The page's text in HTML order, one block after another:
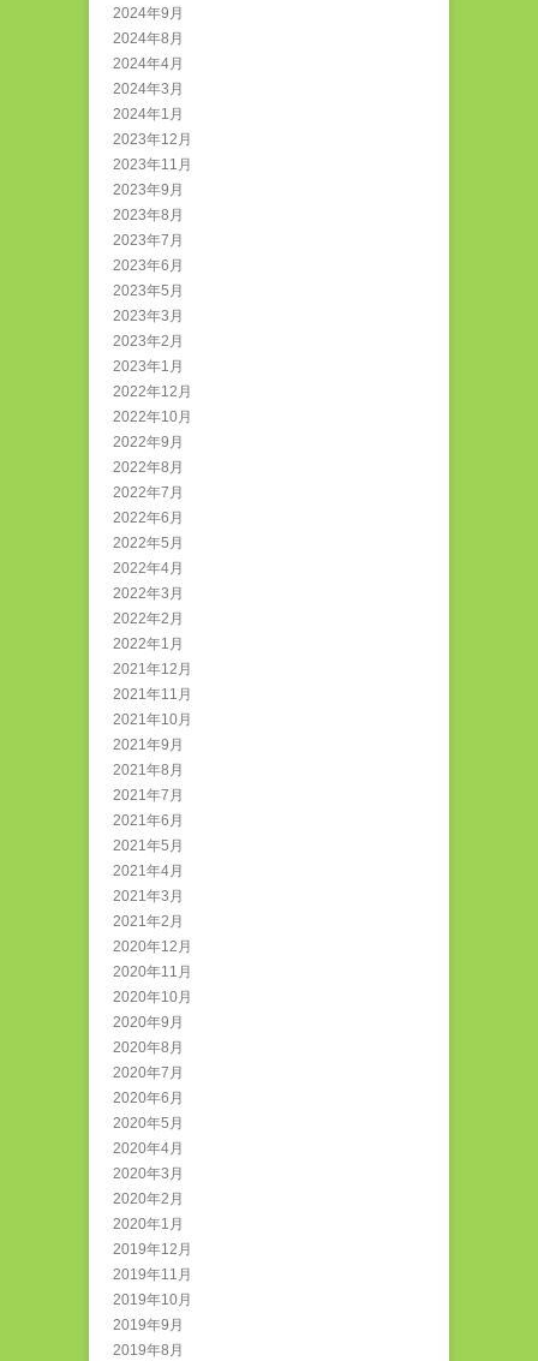
2024年9月
2024年8月
2024年4月
2024年3月
2024年1月
2023年12月
2023年11月
2023年9月
2023年8月
2023年7月
2023年6月
2023年5月
2023年3月
2023年2月
2023年1月
2022年12月
2022年10月
2022年9月
2022年8月
2022年7月
2022年6月
2022年5月
2022年4月
2022年3月
2022年2月
2022年1月
2021年12月
2021年11月
2021年10月
2021年9月
2021年8月
2021年7月
2021年6月
2021年5月
2021年4月
2021年3月
2021年2月
2020年12月
2020年11月
2020年10月
2020年9月
2020年8月
2020年7月
2020年6月
2020年5月
2020年4月
2020年3月
2020年2月
2020年1月
2019年12月
2019年11月
2019年10月
2019年9月
2019年8月